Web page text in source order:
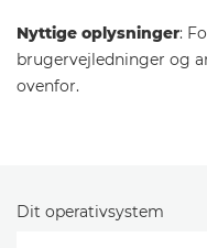
Nyttige oplysninger:
brugervejledninger og
ovenfor.
Dit operativsystem